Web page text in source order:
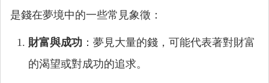
是錢在夢境中的一些常見象徵：
財富與成功 ：夢見大量的錢，可能代表著對財富
的渴望或對成功的追求。